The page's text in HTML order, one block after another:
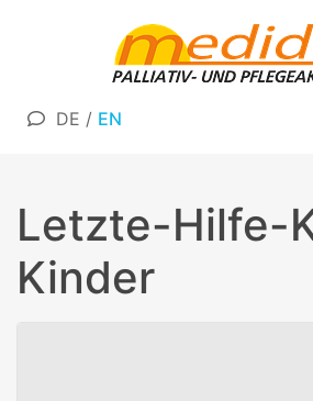
DE / EN
Letzte-Hilfe-
Kinder